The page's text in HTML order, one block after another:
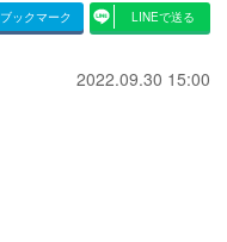
ブックマーク LINEで送る
2022.09.30 15:00